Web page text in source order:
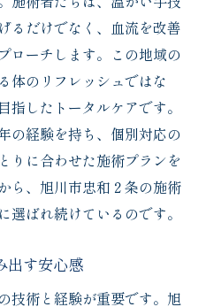
るだけでなく、血流を改善
ローチします。この地域の
体のリフレッシュではな
指したトータルケアです。
の経験を持ち、個別対応の
りに合わせた施術プランを
ら、旭川市忠和２条の施術
選ばれ続けているのです。
出す安心感
技術と経験が重要です。旭